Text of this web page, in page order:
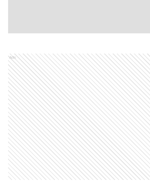
Ads